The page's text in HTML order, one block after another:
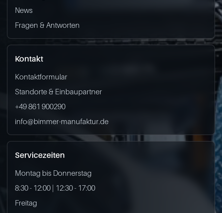
News
Fragen & Antworten
Kontakt
Kontaktformular
Standorte & Einbaupartner
+49 861 900290
info@bimmer-manufaktur.de
Servicezeiten
Montag bis Donnerstag
8:30 - 12:00 | 12:30 - 17:00
Freitag